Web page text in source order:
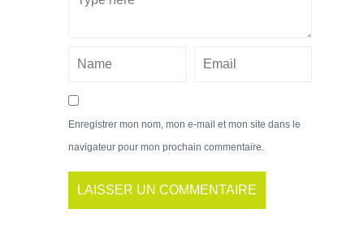
Enregistrer mon nom, mon e-mail et mon site dans le
navigateur pour mon prochain commentaire.